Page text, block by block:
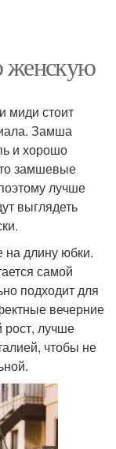
женскую
миди стоит
Замша
и хорошо
замшевые
лучше
выглядеть
на длину юбки.
самой
подходит для
вечерние
лучше
чтобы не